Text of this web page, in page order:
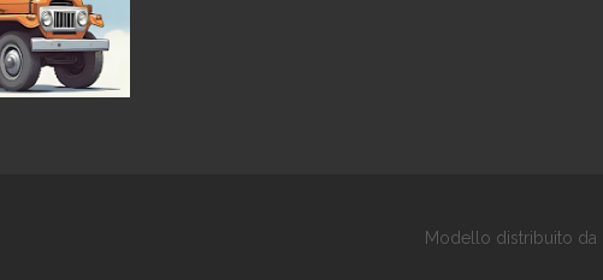
Modello distribuito da